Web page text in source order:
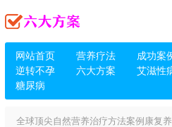
网站首页 营养疗法 成功案
逆转不孕
六大方案 艾滋性
糖尿病
全球顶尖自然营养治疗方法案例康复